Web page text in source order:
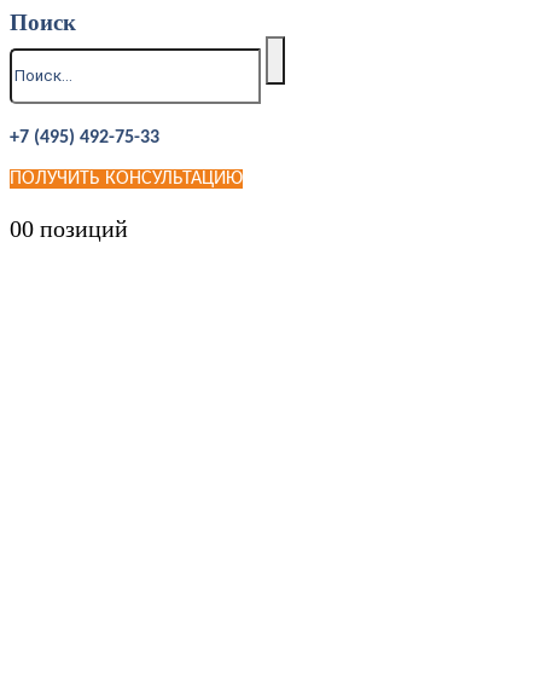
Поиск
+7 (495) 492-75-33
ПОЛУЧИТЬ КОНСУЛЬТАЦИЮ
00 позиций